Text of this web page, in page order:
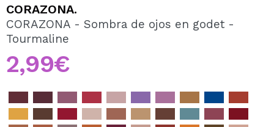
Al crear una cuenta en Maquillalia.com podrás realizar
tus compras rápidamente, revisar el estado de tus
CREAR CUENTA
CORAZONA.
CORAZONA - Sombra de ojos en godet -
Tourmaline
2,99€